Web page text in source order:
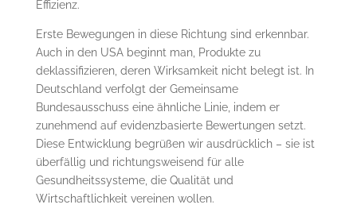
Effizienz.
Erste Bewegungen in diese Richtung sind erkennbar.
Auch in den USA beginnt man, Produkte zu
deklassifizieren, deren Wirksamkeit nicht belegt ist. In
Deutschland verfolgt der Gemeinsame
Bundesausschuss eine ähnliche Linie, indem er
zunehmend auf evidenzbasierte Bewertungen setzt.
Diese Entwicklung begrüßen wir ausdrücklich – sie ist
überfällig und richtungsweisend für alle
Gesundheitssysteme, die Qualität und
Wirtschaftlichkeit vereinen wollen.